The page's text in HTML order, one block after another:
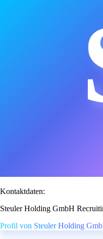
Kontaktdaten:
Steuler Holding GmbH
Profil von Steuler Holding